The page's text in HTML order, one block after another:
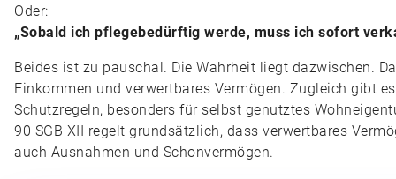
Oder:
„Sobald ich pflegebedürftig werde, muss ich sofort
Beides ist zu pauschal. Die Wahrheit liegt dazwischen.
Einkommen und verwertbares Vermögen. Zugleich gibt
Schutzregeln, besonders für selbst genutztes
90 SGB XII regelt grundsätzlich, dass verwertbares
auch Ausnahmen und Schonvermögen.